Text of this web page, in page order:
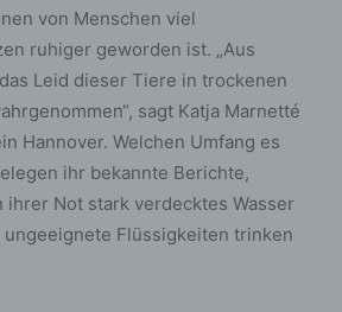
von Menschen viel
ruhiger geworden ist. „Aus
Leid dieser Tiere in trockenen
sagt Katja Marnetté
Hannover. Welchen Umfang es
ihr bekannte Berichte,
Not stark verdecktes Wasser
Flüssigkeiten trinken